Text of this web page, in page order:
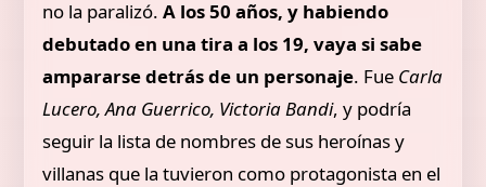
no la paralizó.A los 50 años, y habiendo
debutado en una tira a los 19, vaya si sabe
ampararse detrás de un personaje. Fue Carla
Lucero, Ana Guerrico, Victoria Bandi, y podría
seguir la lista de nombres de sus heroínas y
villanas que la tuvieron como protagonista en el